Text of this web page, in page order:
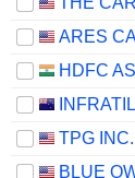
TPG INC.
BLUE